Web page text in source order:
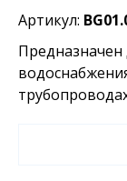
Артикул:
Предназначен